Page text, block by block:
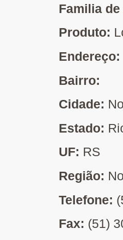
Familia
Produto:
Endereço:
Bairro:
Cidade:
Estado:
UF: RS
Região:
Telefone:
Fax: (51)